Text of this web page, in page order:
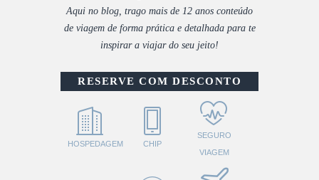
Aqui no blog, trago mais de 12 anos conteúdo
de viagem de forma prática e detalhada para te
inspirar a viajar do seu jeito!
RESERVE COM DESCONTO
HOSPEDAGEM CHIP
SEGURO
VIAGEM